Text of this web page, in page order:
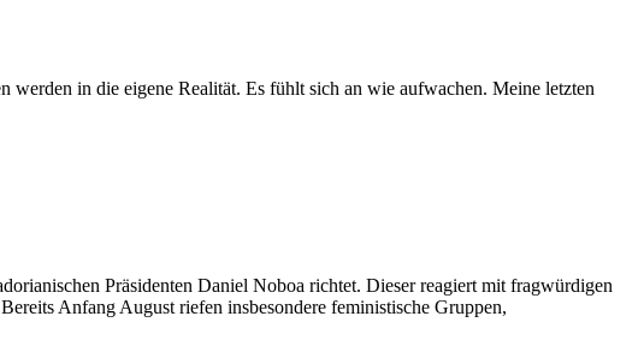
in die eigene Realität. Es fühlt sich an wie aufwachen. Meine letzten
Präsidenten Daniel Noboa richtet. Dieser reagiert mit fragwürdigen
Anfang August riefen insbesondere feministische Gruppen,